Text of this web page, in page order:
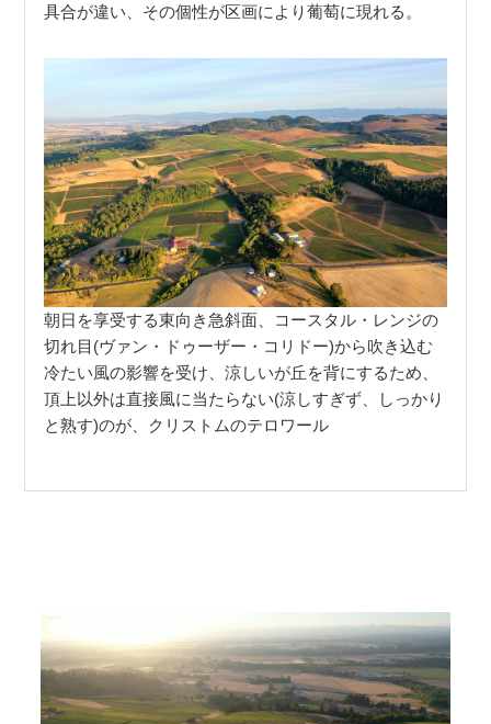
具合が違い、その個性が区画により葡萄に現れる。
朝日を享受する東向き急斜面、コースタル・レンジの
切れ目(ヴァン・ドゥーザー・コリドー)から吹き込む
冷たい風の影響を受け、涼しいが丘を背にするため、
頂上以外は直接風に当たらない(涼しすぎず、しっかり
と熟す)のが、クリストムのテロワール